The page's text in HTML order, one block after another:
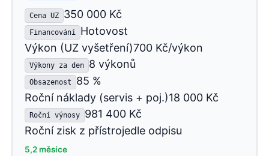
Cena UZ 350 000 Kč
Financování
Hotovost
Výkon (UZ vyšetření)700 Kč/výkon
Výkony za den 8 výkonů
Obsazenost
85 %
Roční náklady (servis + poj.)18 000 Kč
Roční výnosy
981 400 Kč
Roční zisk z přístrojedle odpisu
5,2 měsíce